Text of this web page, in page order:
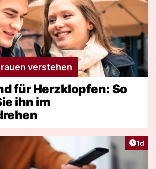
verstehen
für Herzklopfen: So
ihn im
1d